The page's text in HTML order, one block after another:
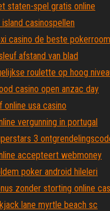
staten-spel gratis online
casinospellen
casino de beste
afstand van blad
roulette op hoog
casino open anzac day
online usa casino
vergunning in portugal
3
accepteert webmoney
poker android hileleri
zonder storting online
lane myrtle beach sc